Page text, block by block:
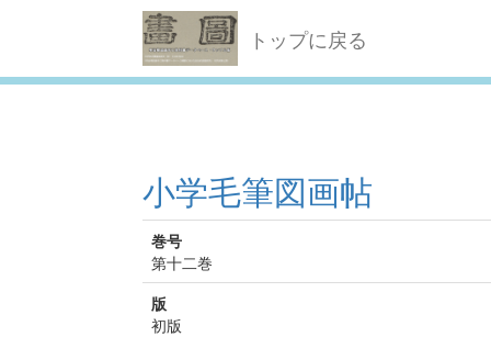
トップに戻る
小学毛筆図画帖
巻号
第十二巻
版
初版